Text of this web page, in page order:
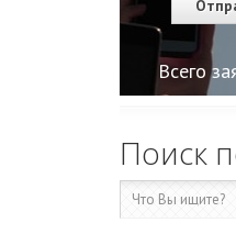
Всего
Поиск